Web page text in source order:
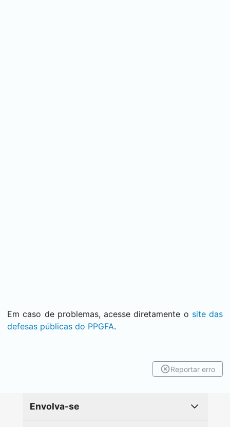
Em caso de problemas, acesse diretamente o site das
defesas públicas do PPGFA.
Reportar erro
Envolva-se